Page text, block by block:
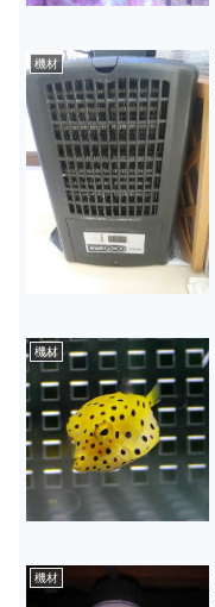
機材
機材
機材